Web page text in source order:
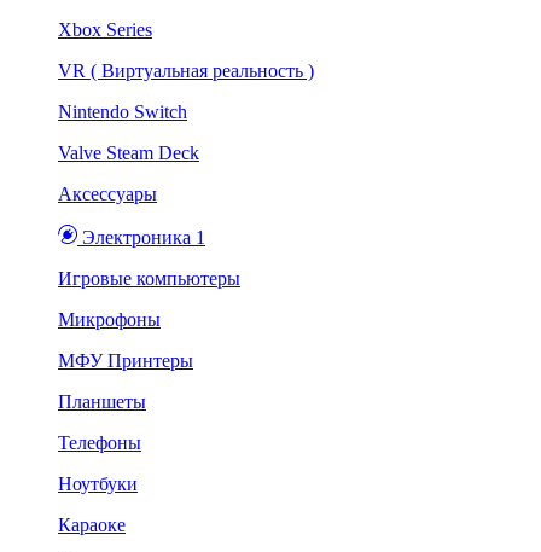
Xbox Series
VR ( Виртуальная реальность )
Nintendo Switch
Valve Steam Deck
Аксессуары
Электроника 1
Игровые компьютеры
Микрофоны
МФУ Принтеры
Планшеты
Телефоны
Ноутбуки
Караоке